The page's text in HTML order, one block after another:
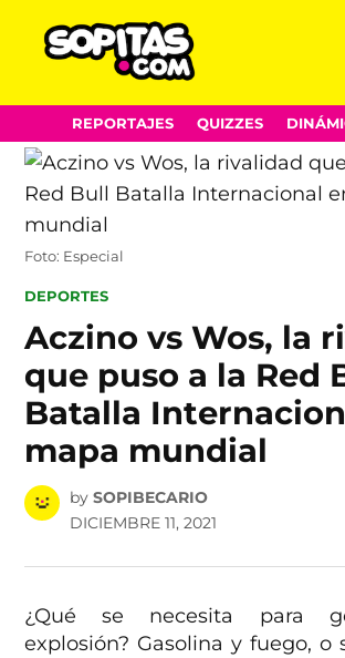
Skip
to
content
REPORTAJES QUIZZES
Foto: Especial
POSTED
DEPORTES
Aczino vs Wos, la
que puso a la Red
Batalla
mapa mundial
by SOPIBECARIO
DICIEMBRE 11, 2021
¿Qué se necesita para
explosión? Gasolina y fuego, o